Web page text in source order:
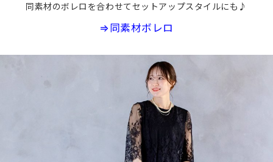
同素材のボレロを合わせてセットアップスタイルにも♪
⇒同素材ボレロ